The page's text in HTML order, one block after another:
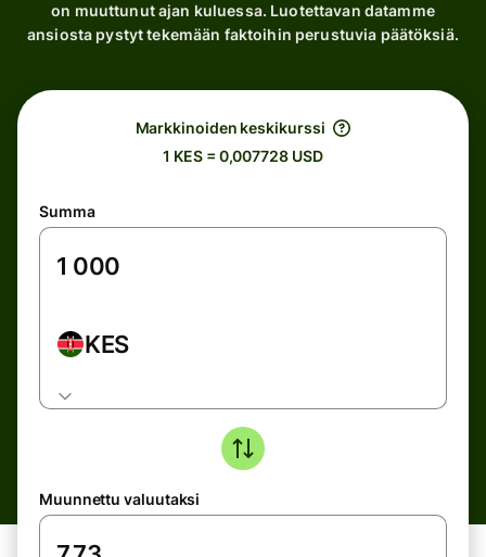
on muuttunut ajan kuluessa. Luotettavan datamme
ansiosta pystyt tekemään faktoihin perustuvia päätöksiä.
Markkinoiden keskikurssi
1 KES = 0,007728 USD
Summa
KES
Muunnettu valuutaksi